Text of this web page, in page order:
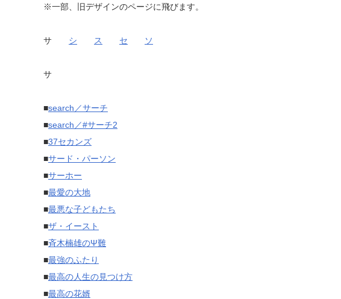
※一部、旧デザインのページに飛びます。
サ シ ス セ ソ
サ
■search／サーチ
■search／#サーチ2
■37セカンズ
■サード・パーソン
■サーホー
■最愛の大地
■最悪な子どもたち
■ザ・イースト
■斉木楠雄のΨ難
■最強のふたり
■最高の人生の見つけ方
■最高の花婿